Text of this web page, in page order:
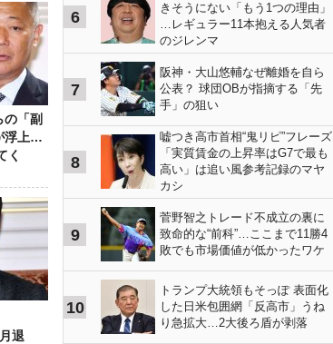
「副
浮上…
く
退
6
きそうにない「もう1つの理由」
…レギュラー11本抱える人気者
のジレンマ
7
阪神・大山悠輔なぜ離婚を自ら
公表？ 球団OBが指摘する「先
手」の狙い
8
嘘つき高市首相“鬼リピ”フレーズ
「実質賃金の上昇率はG7で最も
高い」は追い風参考記録のマヤ
カシ
9
菅野智之トレード不成立の裏に
致命的な“前科”…ここまで11勝4
敗でも市場価値が低かったワケ
10
トランプ大統領もそっぽ 表面化
した日米包囲網「反高市」うね
り急拡大…2大後ろ盾が剥落